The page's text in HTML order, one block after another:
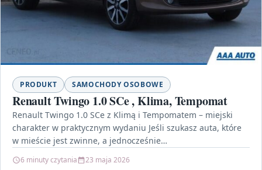
PRODUKT SAMOCHODY OSOBOWE
Renault Twingo 1.0 SCe , Klima, Tempomat
Renault Twingo 1.0 SCe z Klimą i Tempomatem – miejski
charakter w praktycznym wydaniu Jeśli szukasz auta, które
w mieście jest zwinne, a jednocześnie…
6 minuty czytania 23 maja 2026